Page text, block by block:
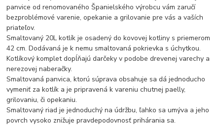
panvice od renomovaného Španielského výrobcu vám zaručí
bezproblémové varenie, opekanie a grilovanie pre vás a vaších
priateľov.
Smaltovaný 20L kotlík je osadený do kovovej kotliny s priemerom
42 cm. Dodávaná je k nemu smaltovaná pokrievka s úchytkou.
Kotlíkový komplet dopĺňajú darčeky v podobe drevenej varechy a
nerezovej naberačky.
Smaltovaná panvica, ktorú súprava obsahuje sa dá jednoducho
vymeniť za kotlík a je pripravená k vareniu chutnej paelly,
grilovaniu, či opekaniu.
Smaltovaný riad je jednoduchý na údržbu, ľahko sa umýva a jeho
povrch vysoko znižuje pravdepodovnosť prihárania sa.